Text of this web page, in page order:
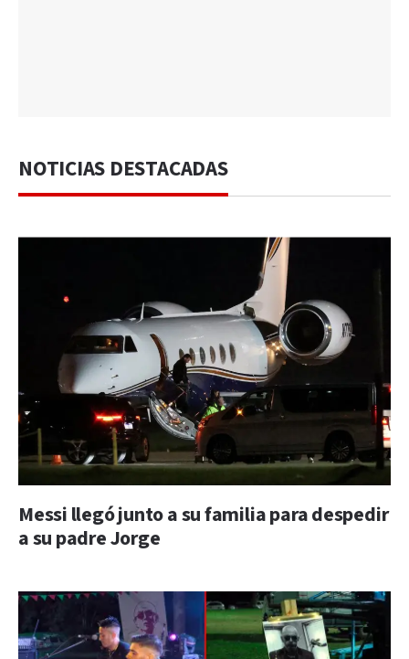
NOTICIAS DESTACADAS
Messi llegó junto a su familia para despedir
a su padre Jorge